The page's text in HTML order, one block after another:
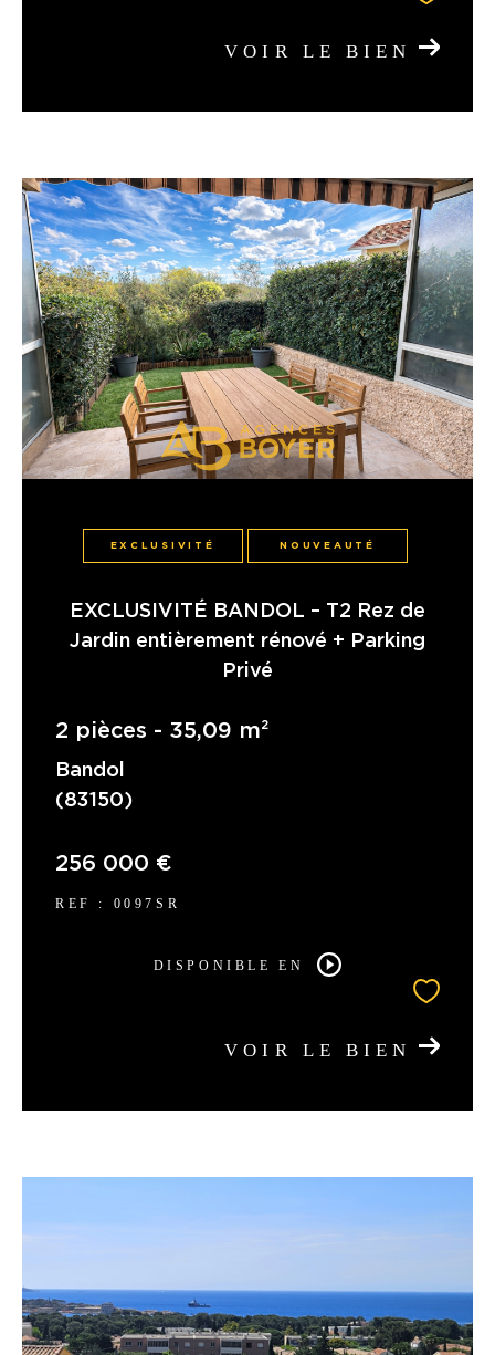
VOIR LE BIEN
EXCLUSIVITÉ NOUVEAUTÉ
EXCLUSIVITÉ BANDOL – T2 Rez de
Jardin entièrement rénové + Parking
Privé
2 pièces - 35,09 m²
Bandol
(83150)
256 000 €
REF : 0097SR
DISPONIBLE EN
VOIR LE BIEN